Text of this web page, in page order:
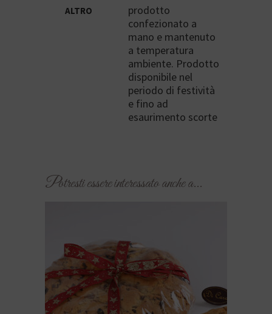
ALTRO
prodotto
confezionato a
mano e mantenuto
a temperatura
ambiente. Prodotto
disponibile nel
periodo di festività
e fino ad
esaurimento scorte
Prodotti correlati